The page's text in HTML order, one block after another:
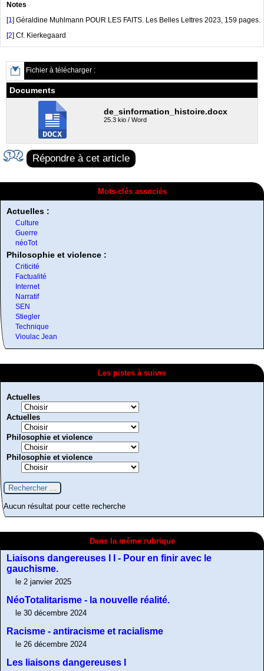
Notes
[1] Géraldine Muhlmann POUR LES FAITS. Les Belles Lettres 2023, 159 pages.
[2] Cf. Kierkegaard
Fichier à télécharger :
Documents
de_sinformation_histoire.docx
25.3 kio / Word
Répondre à cet article
Mots-clés associés
Actuelles :
Culture
Guerre
néoTot
Philosophie et violence :
Criticité
Factualité
Internet
Narratif
SEN
Stiegler
Technique
Vioulac Jean
Les pistes à suivre
Actuelles
Actuelles
Philosophie et violence
Philosophie et violence
Aucun résultat pour cette recherche
Dans la même rubrique
Liaisons dangereuses I I - Pour en finir avec le
gauchisme.
le 2 janvier 2025
NéoTotalitarisme - la nouvelle réalité.
le 30 décembre 2024
Racisme - antiracisme et racialisme
le 26 décembre 2024
Les liaisons dangereuses I